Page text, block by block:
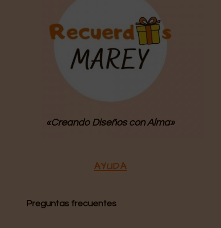
«Creando Diseños con Alma»
AYUDA
Preguntas frecuentes